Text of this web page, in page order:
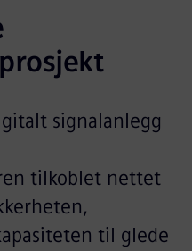
signalanlegg
tilkoblet nettet
til glede